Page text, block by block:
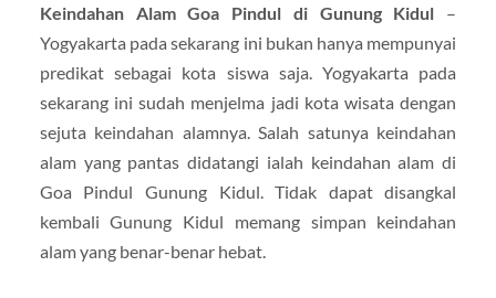
Keindahan Alam Goa Pindul di Gunung Kidul –
Yogyakarta pada sekarang ini bukan hanya mempunyai
predikat sebagai kota siswa saja. Yogyakarta pada
sekarang ini sudah menjelma jadi kota wisata dengan
sejuta keindahan alamnya. Salah satunya keindahan
alam yang pantas didatangi ialah keindahan alam di
Goa Pindul Gunung Kidul. Tidak dapat disangkal
kembali Gunung Kidul memang simpan keindahan
alam yang benar-benar hebat.